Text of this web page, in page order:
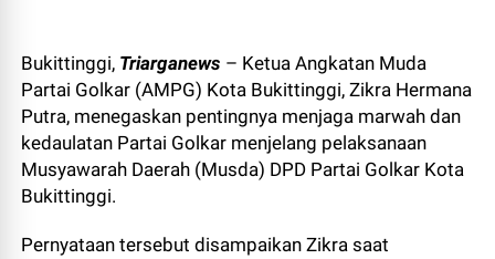
Bukittinggi, Triarganews – Ketua Angkatan Muda
Partai Golkar (AMPG) Kota Bukittinggi, Zikra Hermana
Putra, menegaskan pentingnya menjaga marwah dan
kedaulatan Partai Golkar menjelang pelaksanaan
Musyawarah Daerah (Musda) DPD Partai Golkar Kota
Bukittinggi.
Pernyataan tersebut disampaikan Zikra saat